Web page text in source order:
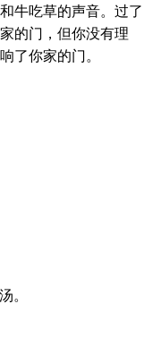
牛吃草的声音。过了
的门，但你没有理
了你家的门。
。